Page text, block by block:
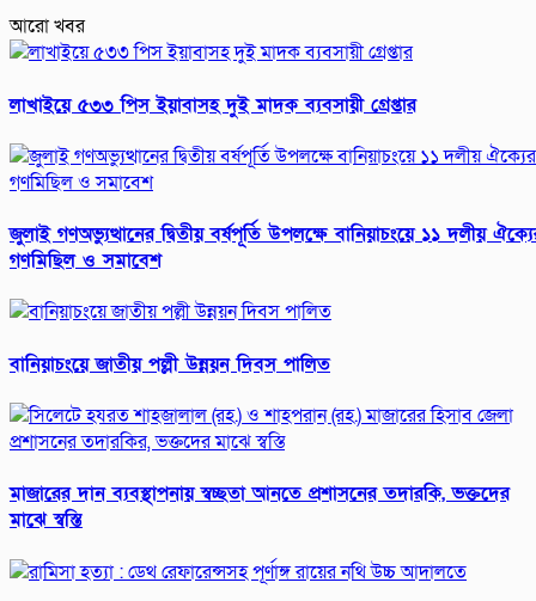
আরো খবর
লাখাইয়ে ৫৩৩ পিস ইয়াবাসহ দুই মাদক ব্যবসায়ী গ্রেপ্তার
জুলাই গণঅভ্যুত্থানের দ্বিতীয় বর্ষপূর্তি উপলক্ষে বানিয়াচংয়ে ১১ দলীয়
গণমিছিল ও সমাবেশ
বানিয়াচংয়ে জাতীয় পল্লী উন্নয়ন দিবস পালিত
মাজারের দান ব্যবস্থাপনায় স্বচ্ছতা আনতে প্রশাসনের তদারকি, ভক্তদের
মাঝে স্বস্তি